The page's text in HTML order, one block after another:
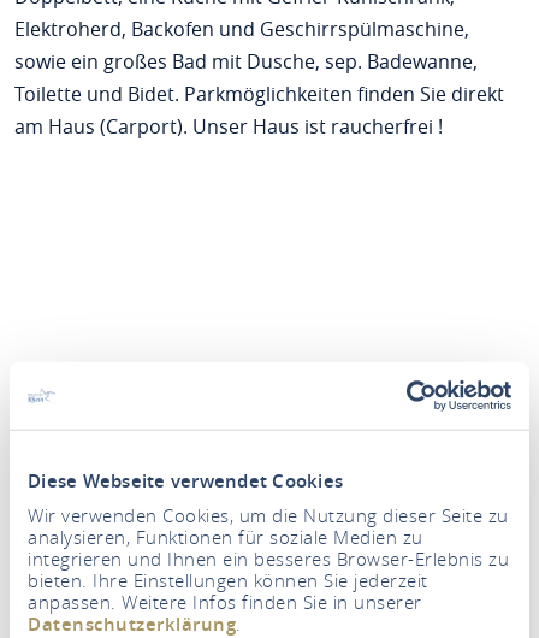
Diese Webseite verwendet Cookies
Wir verwenden Cookies, um die Nutzung dieser Seite zu
analysieren, Funktionen für soziale Medien zu
integrieren und Ihnen ein besseres Browser-Erlebnis zu
bieten. Ihre Einstellungen können Sie jederzeit
anpassen. Weitere Infos finden Sie in unserer
Datenschutzerklärung
Elektroherd, Backofen und Geschirrspülmaschine,
sowie ein großes Bad mit Dusche, sep. Badewanne,
Toilette und Bidet. Parkmöglichkeiten finden Sie direkt
am Haus (Carport). Unser Haus ist raucherfrei !
Personen
2 Erwachsene